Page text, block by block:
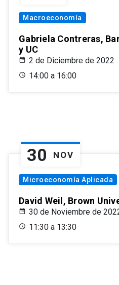
Macroeconomía
Gabriela Contreras,
y UC
2 de Diciembre de 2022
14:00 a 16:00
30 NOV
Microeconomía Aplicada
David Weil, Brown
30 de Noviembre de
11:30 a 13:30